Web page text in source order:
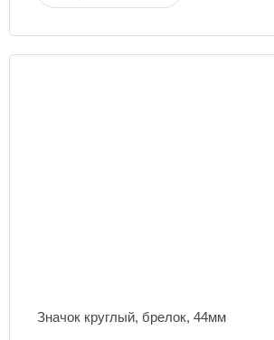
Значок круглый, брелок, 44мм